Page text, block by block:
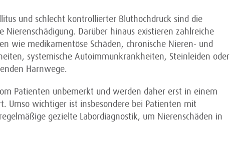
und schlecht kontrollierter Bluthochdruck sind die
Nierenschädigung. Darüber hinaus existieren zahlreiche
wie medikamentöse Schäden, chronische Nieren- und
systemische Autoimmunkrankheiten, Steinleiden oder
Harnwege.
Patienten unbemerkt und werden daher erst in einem
Umso wichtiger ist insbesondere bei Patienten mit
gezielte Labordiagnostik, um Nierenschäden in